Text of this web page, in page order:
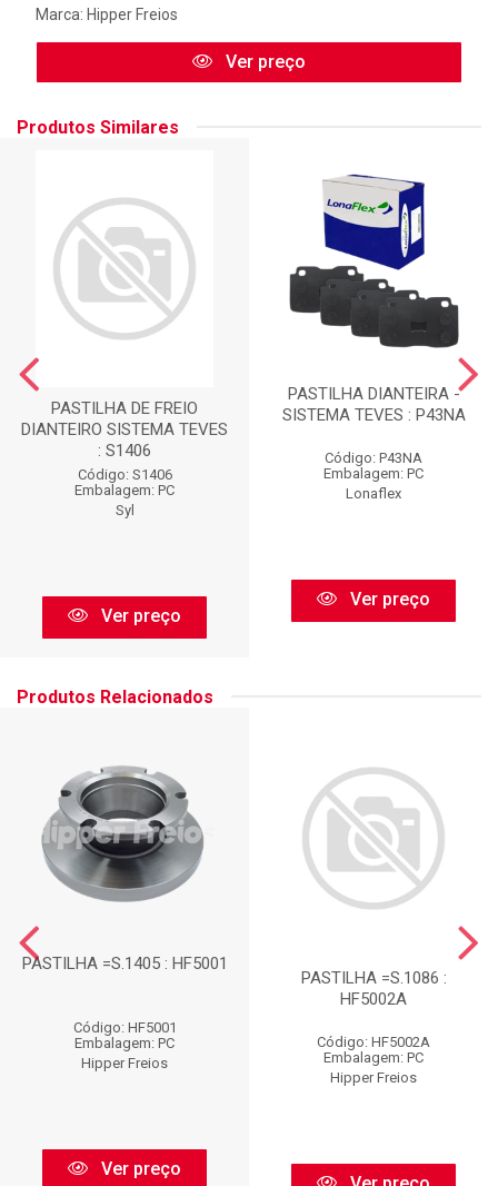
Marca: Hipper Freios
Ver preço
Produtos Similares
PASTILHA DE FREIO
DIANTEIRO SISTEMA TEVES
: S1406
Código: S1406
Embalagem: PC
Syl
Ver preço
PASTILHA DIANTEIRA -
SISTEMA TEVES : P43NA
Código: P43NA
Embalagem: PC
Lonaflex
Ver preço
Produtos Relacionados
PASTILHA =S.1405 : HF5001
Código: HF5001
Embalagem: PC
Hipper Freios
Ver preço
PASTILHA =S.1086 :
HF5002A
Código: HF5002A
Embalagem: PC
Hipper Freios